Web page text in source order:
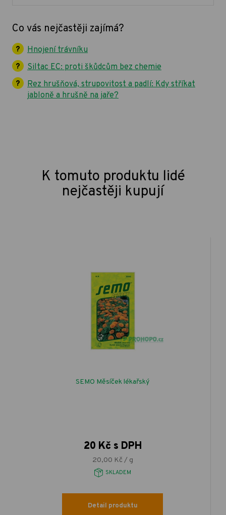
Co vás nejčastěji zajímá?
Hnojení trávníku
Siltac EC: proti škůdcům bez chemie
Rez hrušňová, strupovitost a padlí: Kdy stříkat
jabloně a hrušně na jaře?
K tomuto produktu lidé
nejčastěji kupují
SEMO Měsíček lékařský
20 Kč s DPH
20,00 Kč / g
SKLADEM
Detail produktu